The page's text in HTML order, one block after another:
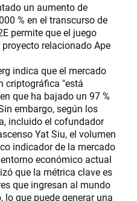
un aumento de
% en el transcurso de
permite que el juego
relacionado Ape
indica que el mercado
criptográfica "está
que ha bajado un 97 %
embargo, según los
incluido el cofundador
Yat Siu, el volumen
indicador de la mercado
económico actual
que la métrica clave es
que ingresan al mundo
lo que puede generar una